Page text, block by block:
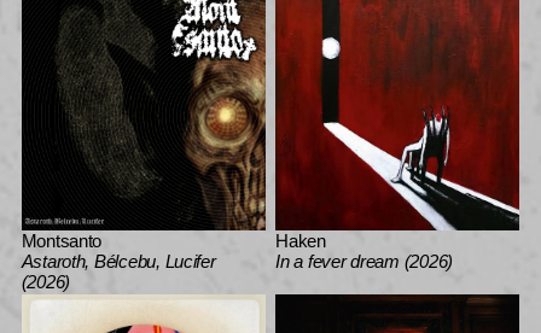
Montsanto
Astaroth, Bélcebu, Lucifer
(2026)
Haken
In a fever dream (2026)